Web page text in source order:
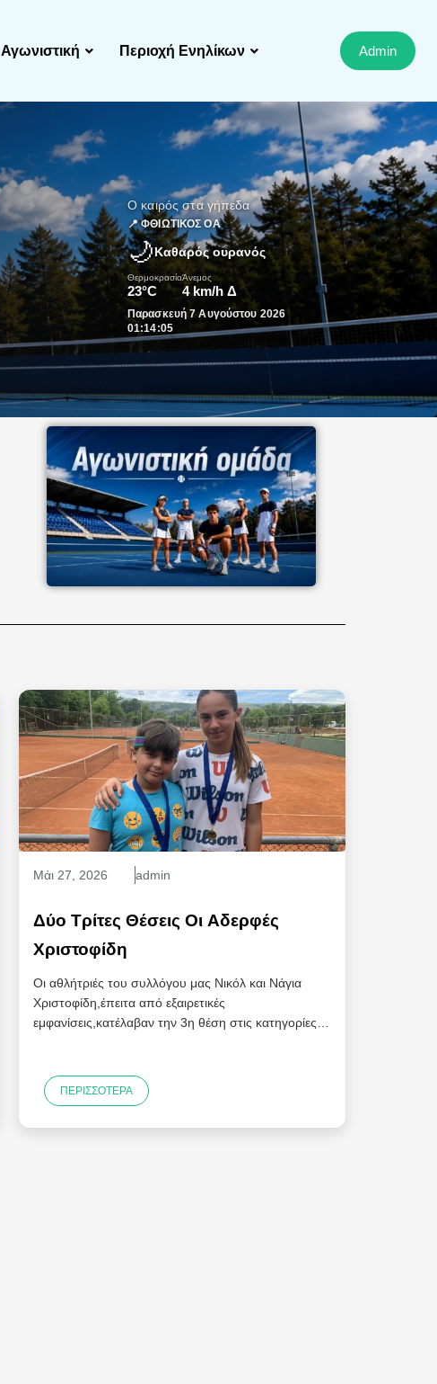
Ο καιρός στα γήπεδα
📍 ΦΘΙΩΤΙΚΟΣ ΟΑ
🌙Καθαρός ουρανός
Θερμοκρασία
23°C
Άνεμος
4 km/h Δ
Παρασκευή 7 Αυγούστου 2026
01:14:06
Αγωνιστική Περιοχή Ενηλίκων Admin
Μάι 27 , 2026 admin
Δύο Τρίτες Θέσεις Οι Αδερφές
Χριστοφίδη
Οι αθλήτριές του συλλόγου μας Νικόλ και Νάγια
Χριστοφίδη,έπειτα από εξαιρετικές
εμφανίσεις,κατέλαβαν την 3η θέση στις κατηγορίες
ΠΕΡΙΣΣΌΤΕΡΑ